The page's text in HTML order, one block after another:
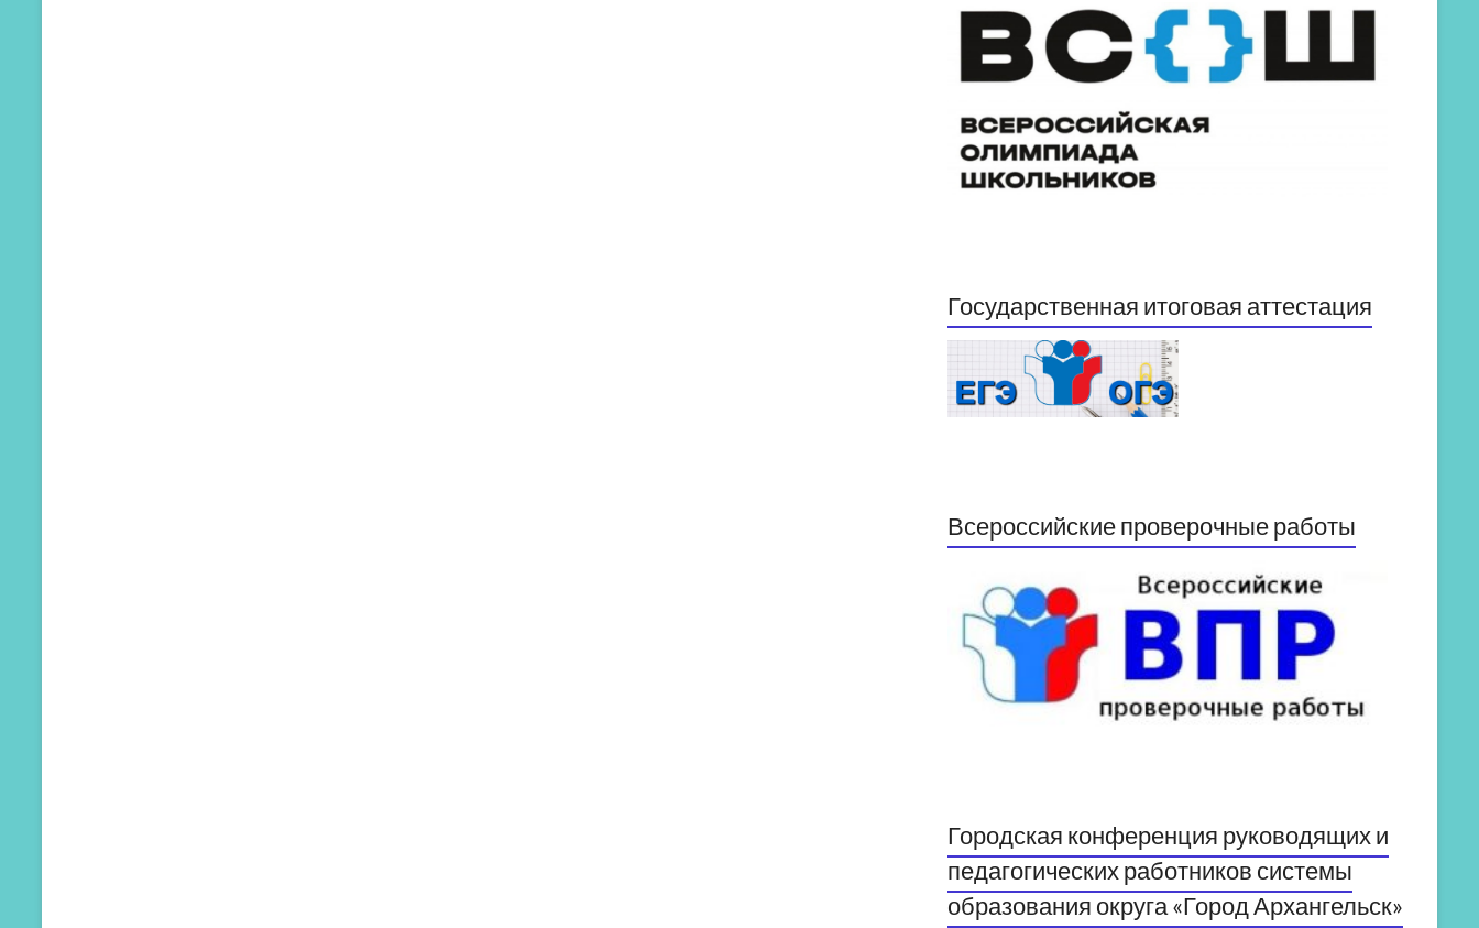
Государственная итоговая аттестация
Всероссийские проверочные работы
Городская конференция руководящих и
педагогических работников системы
образования округа «Город Архангельск»